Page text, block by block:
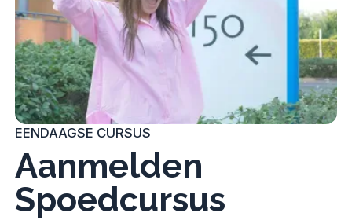
EENDAAGSE CURSUS
Aanmelden
Spoedcursus